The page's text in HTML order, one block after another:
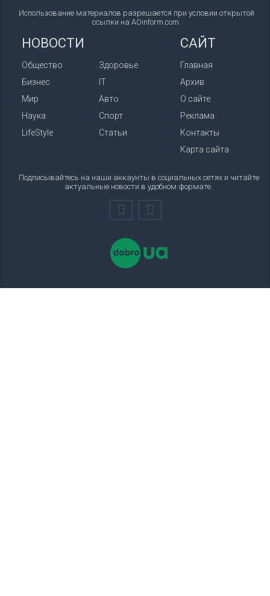
Использование материалов разрешается при условии открытой
ссылки на AOinform.com.
НОВОСТИ
Общество
Бизнес
Мир
Наука
LifeStyle
Здоровье
IT
Авто
Спорт
Статьи
САЙТ
Главная
Архив
О сайте
Реклама
Контакты
Карта сайта
Подписывайтесь на наши аккаунты в социальных сетях и читайте
актуальные новости в удобном формате.